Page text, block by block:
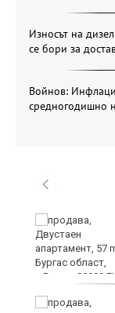
Износът на
се бори за
Войнов:
средногодишно